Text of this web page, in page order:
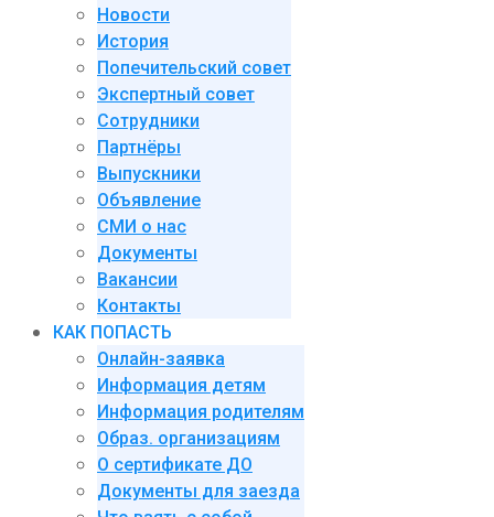
Новости
История
Попечительский совет
Экспертный совет
Сотрудники
Партнёры
Выпускники
Объявление
СМИ о нас
Документы
Вакансии
Контакты
КАК ПОПАСТЬ
Онлайн-заявка
Информация детям
Информация родителям
Образ. организациям
О сертификате ДО
Документы для заезда